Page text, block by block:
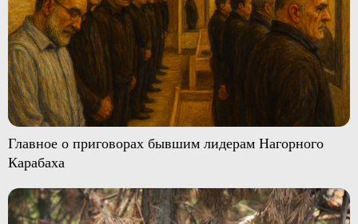
Главное о приговорах бывшим лидерам Нагорного
Карабаха